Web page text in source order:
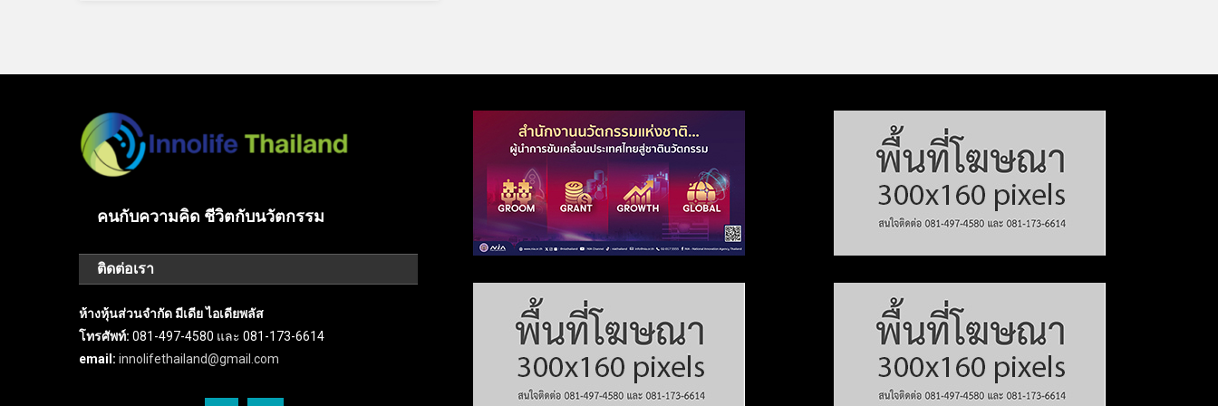
คนกับความคิด ชีวิตกับนวัตกรรม
ติดต่อเรา
ห้างหุ้นส่วนจำกัด มีเดีย ไอเดียพลัส
โทรศัพท์: 081-497-4580 และ 081-173-6614
email: innolifethailand@gmail.com